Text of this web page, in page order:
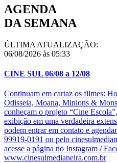
AGENDA
DA SEMANA
ÚLTIMA ATUALIZAÇÃO:
06/08/2026 às 05:33
CINE SUL 06/08 a 12/08
Continuam em cartaz os filmes:
Odisseia, Moana, Minions &
conheçam o projeto “Cine
exibição em uma verdadeira
podem entrar em contato e
99919-0191 ou pelo
acesse a página no Instagram /
www.cinesulmedianeira.com.br